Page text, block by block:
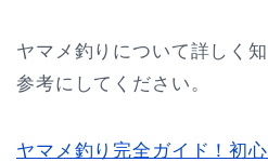
ヤマメ釣りについて詳しく
参考にしてください。
ヤマメ釣り完全ガイド！初